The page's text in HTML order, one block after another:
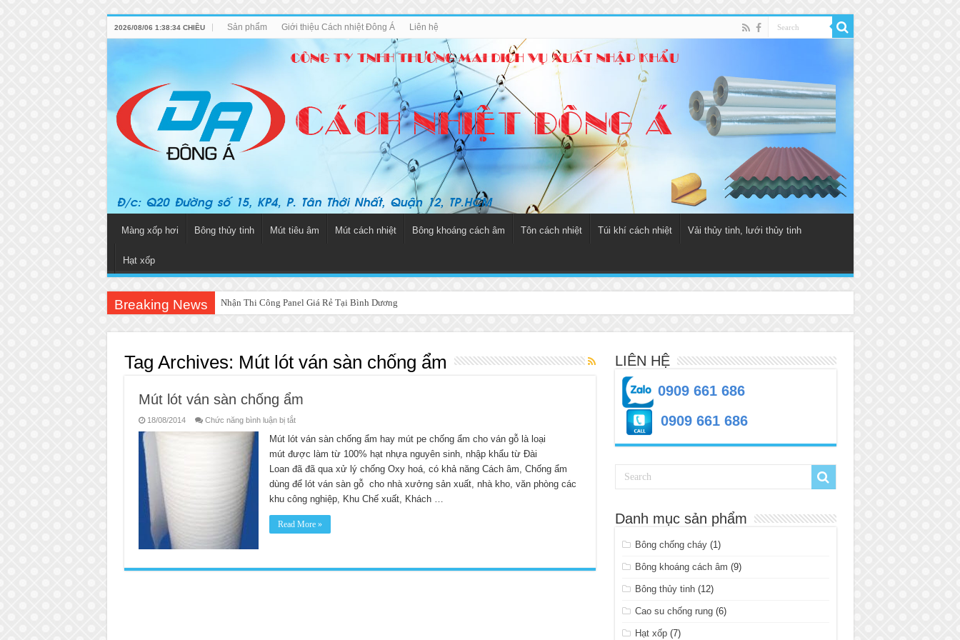
2026/08/06 1:38:34 CHIỀU Sản phẩm Giới thiệu Cách nhiệt Đông Á Liên hệ
Màng xốp hơi Bông thủy tinh Mút tiêu âm Mút cách nhiệt Bông khoáng cách âm Tôn cách nhiệt Túi khí cách nhiệt Vải thủy tinh, lưới thủy tinh
Hạt xốp
Breaking News Nhận Thi Công Panel Giá Rẻ Tại Bình Dương
Tag Archives: Mút lót ván sàn chống ẩm
Mút lót ván sàn chống ẩm
18/08/2014 Chức năng bình luận bị tắtở
lót
ván
sàn
ẩm
Mút lót ván sàn chống ẩm hay mút pe chống ẩm cho ván gỗ là loại
mút được làm từ 100% hạt nhựa nguyên sinh, nhập khẩu từ Đài
Loan đã đã qua xử lý chống Oxy hoá, có khả năng Cách âm, Chống ẩm
dùng để lót ván sàn gỗ cho nhà xưởng sản xuất, nhà kho, văn phòng các
khu công nghiệp, Khu Chế xuất, Khách …
Read More »
LIÊN HỆ
0909 661 686
0909 661 686
Danh mục sản phẩm
Bông chống cháy (1)
Bông khoáng cách âm (9)
Bông thủy tinh (12)
Cao su chống rung (6)
Hạt xốp (7)